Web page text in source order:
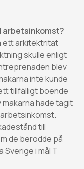
arbetsinkomst?
ett arkitektritat
skulle enligt
blev
inte kunde
tillfälligt boende
makarna hade tagit
till
de berodde på
i mål T